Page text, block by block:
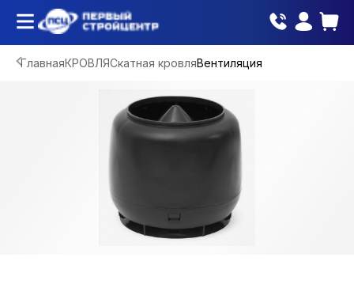
ГлавнаяКРОВЛЯСкатная кровляВентиляция